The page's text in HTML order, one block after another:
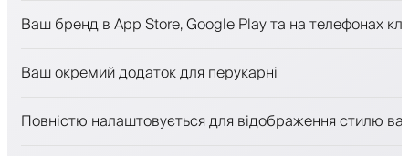
Платежі, застава
Залучайте клієнтів за допомогою програми
Ваш бренд в App Store, Google Play та на телефонах
Ваш окремий додаток для перукарні
Повністю налаштовується для відображення стилю